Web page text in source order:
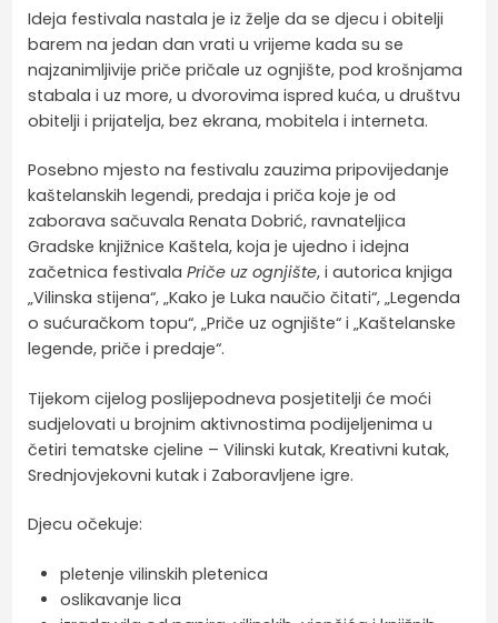
Ideja festivala nastala je iz želje da se djecu i obitelji
barem na jedan dan vrati u vrijeme kada su se
najzanimljivije priče pričale uz ognjište, pod krošnjama
stabala i uz more, u dvorovima ispred kuća, u društvu
obitelji i prijatelja, bez ekrana, mobitela i interneta.
Posebno mjesto na festivalu zauzima pripovijedanje
kaštelanskih legendi, predaja i priča koje je od
zaborava sačuvala Renata Dobrić, ravnateljica
Gradske knjižnice Kaštela, koja je ujedno i idejna
začetnica festivalaPriče uz ognjište, i autorica knjiga
„Vilinska stijena“, „Kako je Luka naučio čitati“, „Legenda
o sućuračkom topu“, „Priče uz ognjište“ i „Kaštelanske
legende, priče i predaje“.
Tijekom cijelog poslijepodneva posjetitelji će moći
sudjelovati u brojnim aktivnostima podijeljenima u
četiri tematske cjeline – Vilinski kutak, Kreativni kutak,
Srednjovjekovni kutak i Zaboravljene igre.
Djecu očekuje:
pletenje vilinskih pletenica
oslikavanje lica